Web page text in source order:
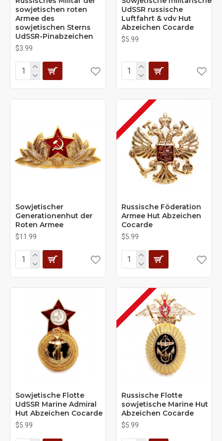
sowjetischen roten
Armee des
sowjetischen Sterns
UdSSR-Pinabzeichen
$3.99
UdSSR russische
Luftfahrt & vdv Hut
Abzeichen Cocarde
$5.99
Sowjetischer
Generationenhut der
Roten Armee
$11.99
Russische Föderation
Armee Hut Abzeichen
Cocarde
$5.99
Sowjetische Flotte
UdSSR Marine Admiral
Hut Abzeichen Cocarde
$5.99
Russische Flotte
sowjetische Marine Hut
Abzeichen Cocarde
$5.99